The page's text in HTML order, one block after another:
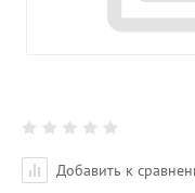
Добавить к